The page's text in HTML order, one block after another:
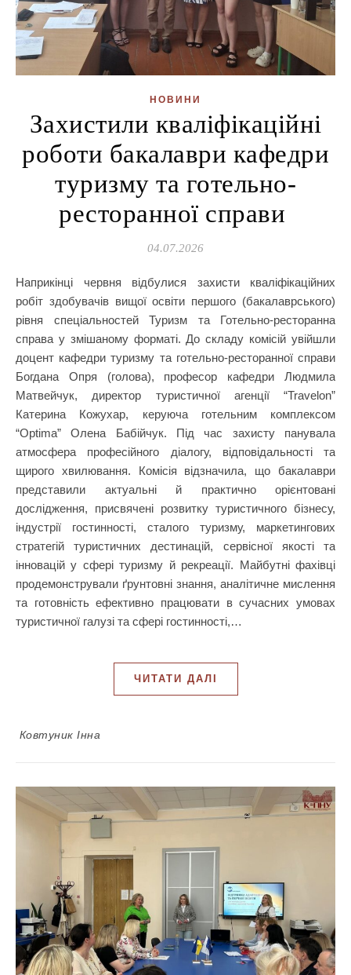
НОВИНИ
Захистили кваліфікаційні
роботи бакалаври кафедри
туризму та готельно-
ресторанної справи
04.07.2026
Наприкінці червня відбулися захисти кваліфікаційних
робіт здобувачів вищої освіти першого (бакалаврського)
рівня спеціальностей Туризм та Готельно-ресторанна
справа у змішаному форматі. До складу комісій увійшли
доцент кафедри туризму та готельно-ресторанної справи
Богдана Опря (голова), професор кафедри Людмила
Матвейчук, директор туристичної агенції “Travelon”
Катерина Кожухар, керуюча готельним комплексом
“Optima” Олена Бабійчук. Під час захисту панувала
атмосфера професійного діалогу, відповідальності та
щирого хвилювання. Комісія відзначила, що бакалаври
представили актуальні й практично орієнтовані
дослідження, присвячені розвитку туристичного бізнесу,
індустрії гостинності, сталого туризму, маркетингових
стратегій туристичних дестинацій, сервісної якості та
інновацій у сфері туризму й рекреації. Майбутні фахівці
продемонстрували ґрунтовні знання, аналітичне мислення
та готовність ефективно працювати в сучасних умовах
туристичної галузі та сфері гостинності,…
ЧИТАТИ ДАЛІ
Ковтуник Інна